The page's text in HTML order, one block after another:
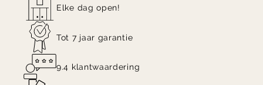
Elke dag open!
Tot 7 jaar garantie
9.4 klantwaardering